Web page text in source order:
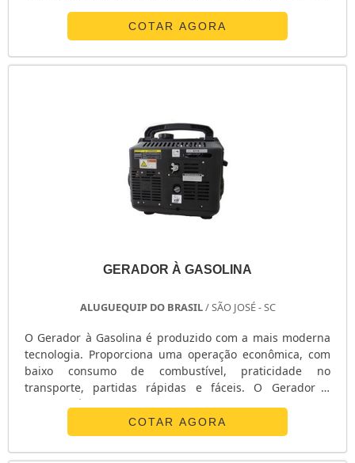
maximizar a retenção de calor, a fim de preservar a
qualidade de suas mercadorias colocadas em seu forno
de padaria, como: - Pães; - Carne; - Frango assado. O uso
COTAR AGORA
GERADOR À GASOLINA
ALUGUEQUIP DO BRASIL/ SÃO JOSÉ - SC
O Gerador à Gasolina é produzido com a mais moderna
tecnologia. Proporciona uma operação econômica, com
baixo consumo de combustível, praticidade no
transporte, partidas rápidas e fáceis. O Gerador à
Gasolina é muito utilizado em camping, pescarias, em
casa, escritorio, indústria e construção civil. Clique no
botão abaixo para solicitar agora um orçamento do
Gerador à Gasolina e garanta toda eficiência do produto.
COTAR AGORA